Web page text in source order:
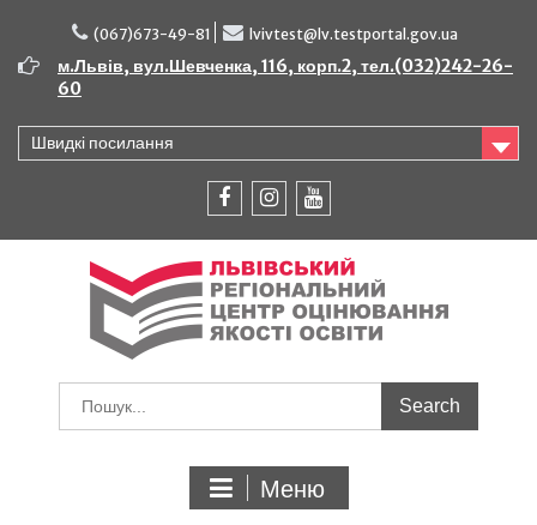
вмісту
(067)673-49-81 lvivtest@lv.testportal.gov.ua
м.Львів, вул.Шевченка, 116, корп.2, тел.(032)242-26-
60
Швидкі посилання
Меню